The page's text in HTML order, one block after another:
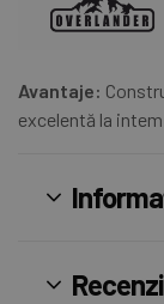
Avantaje:
excelentă la